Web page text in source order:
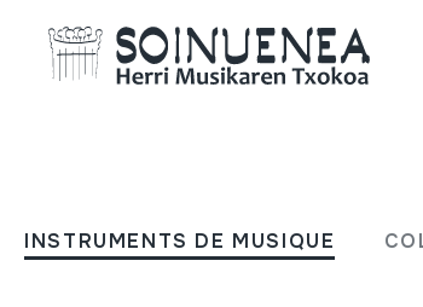
INSTRUMENTS DE MUSIQUE
Aranoko hotsak.